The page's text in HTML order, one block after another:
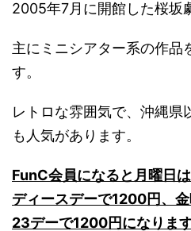
2005年7月に開館した桜坂
主にミニシアター系の作品
す。
レトロな雰囲気で、 沖縄県
も人気があります。
FunC会員になると月曜日
ディースデーで1200円、
23デーで1200円になります